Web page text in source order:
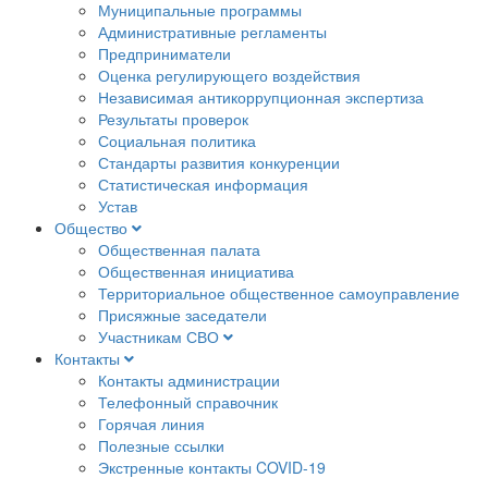
Муниципальные программы
Административные регламенты
Предприниматели
Оценка регулирующего воздействия
Независимая антикоррупционная экспертиза
Результаты проверок
Социальная политика
Стандарты развития конкуренции
Статистическая информация
Устав
Общество
Общественная палата
Общественная инициатива
Территориальное общественное самоуправление
Присяжные заседатели
Участникам СВО
Контакты
Контакты администрации
Телефонный справочник
Горячая линия
Полезные ссылки
Экстренные контакты COVID-19